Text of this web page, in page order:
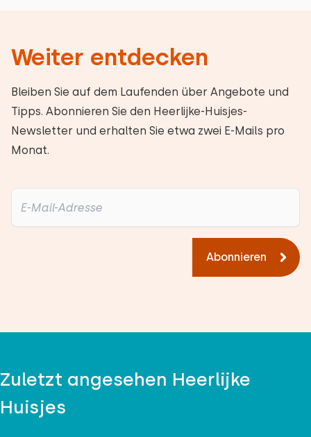
Weiter entdecken
Bleiben Sie auf dem Laufenden über Angebote und
Tipps. Abonnieren Sie den Heerlijke-Huisjes-
Newsletter und erhalten Sie etwa zwei E-Mails pro
Monat.
Abonnieren
Zuletzt angesehen Heerlijke
Huisjes